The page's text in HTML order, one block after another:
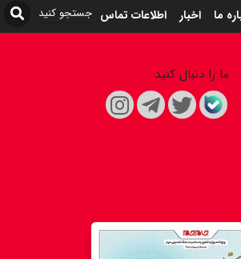
ما اخبار اطلاعات تماس
ما را دنبال کنید